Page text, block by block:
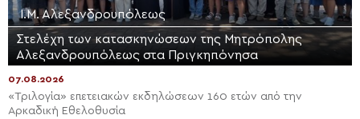
Ι.Μ. Αλεξανδρουπόλεως
Στελέχη των κατασκηνώσεων της Μητρόπολης
Αλεξανδρουπόλεως στα Πριγκηπόνησα
07.08.2026
«Τριλογία» επετειακών εκδηλώσεων 160 ετών από την
Αρκαδική Εθελοθυσία